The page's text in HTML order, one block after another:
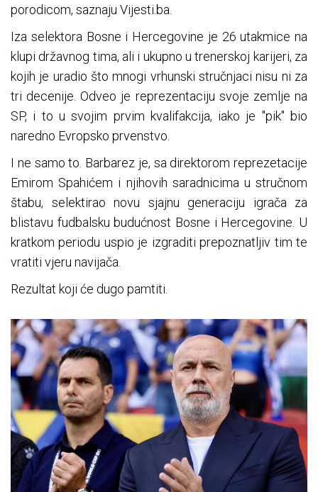
porodicom, saznaju Vijesti.ba.
Iza selektora Bosne i Hercegovine je 26 utakmice na
klupi državnog tima, ali i ukupno u trenerskoj karijeri, za
kojih je uradio što mnogi vrhunski stručnjaci nisu ni za
tri decenije. Odveo je reprezentaciju svoje zemlje na
SP, i to u svojim prvim kvalifakcija, iako je "pik" bio
naredno Evropsko prvenstvo.
I ne samo to. Barbarez je, sa direktorom reprezetacije
Emirom Spahićem i njihovih saradnicima u stručnom
štabu, selektirao novu sjajnu generaciju igrača za
blistavu fudbalsku budućnost Bosne i Hercegovine. U
kratkom periodu uspio je izgraditi prepoznatljiv tim te
vratiti vjeru navijača.
Rezultat koji će dugo pamtiti.